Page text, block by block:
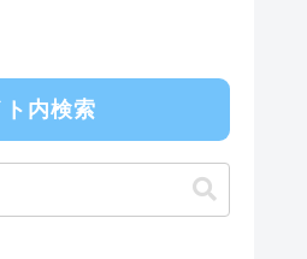
内検索